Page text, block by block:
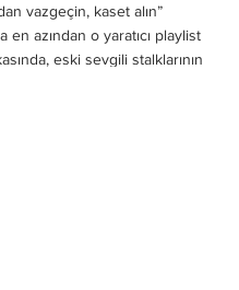
vazgeçin, kaset alın”
en azından o yaratıcı playlist
eski sevgili stalklarının